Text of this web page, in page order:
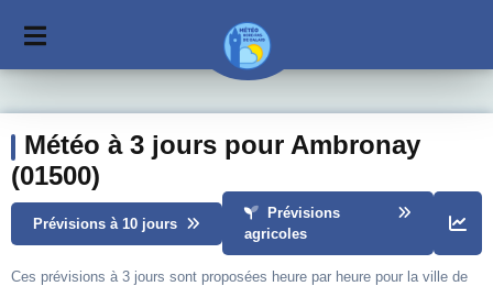
Météo à 3 jours pour Ambronay
(01500)
Prévisions à 10 jours
Prévisions
agricoles
Ces prévisions à 3 jours sont proposées heure par heure pour la ville de